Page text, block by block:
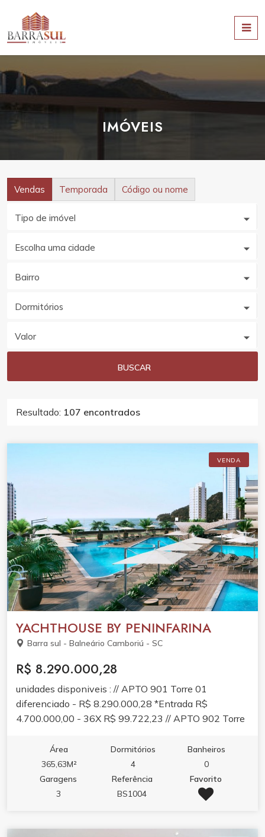
IMÓVEIS
Vendas Temporada Código ou nome
Tipo de imóvel
Escolha uma cidade
Bairro
Dormitórios
Valor
BUSCAR
Resultado: 107 encontrados
VENDA
YACHTHOUSE BY PENINFARINA
Barra sul - Balneário Camboriú - SC
R$ 8.290.000,28
unidades disponiveis : // APTO 901 Torre 01
diferenciado - R$ 8.290.000,28 *Entrada R$
4.700.000,00 - 36X R$ 99.722,23 // APTO 902 Torre
4.700.000,00 - 36X R$ 105.277,78 // APTO 1602
Torre 01 decorado - R$ 8.690.000,24 *Entrada R$
4.700.000,00 - 36X R$ 110.833,34 // APTO 902
Torre 02 diferenciado - R$ 8.290.00,28 *Entrada R$
Área
365,63M²
Dormitórios
4
Banheiros
0
Garagens
3
Referência
BS1004
Favorito